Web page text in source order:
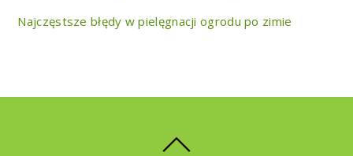
Najczęstsze błędy w pielęgnacji ogrodu po zimie